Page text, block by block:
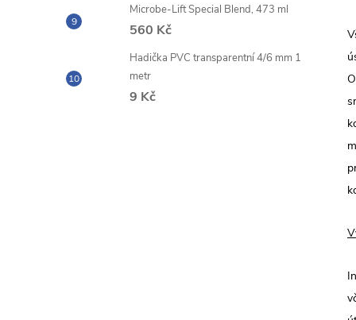
Microbe-Lift Special Blend, 473 ml
560 Kč
Hadička PVC transparentní 4/6 mm 1
metr
9 Kč